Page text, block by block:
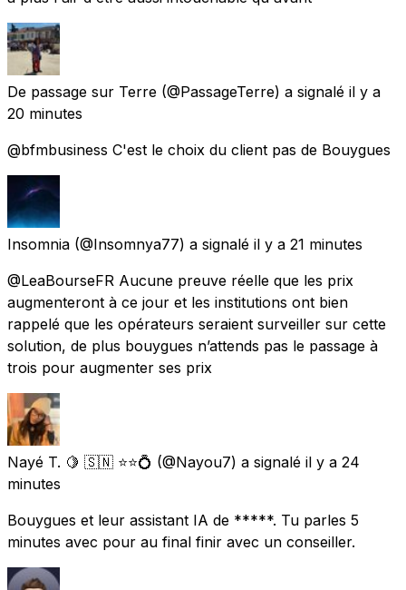
De passage sur Terre (@PassageTerre) a signalé il y a
20 minutes
@bfmbusiness C'est le choix du client pas de Bouygues
Insomnia (@Insomnya77) a signalé il y a 21 minutes
@LeaBourseFR Aucune preuve réelle que les prix
augmenteront à ce jour et les institutions ont bien
rappelé que les opérateurs seraient surveiller sur cette
solution, de plus bouygues n’attends pas le passage à
trois pour augmenter ses prix
Nayé T. 🍋 🇸🇳 ⭐⭐💍 (@Nayou7) a signalé il y a 24
minutes
Bouygues et leur assistant IA de *****. Tu parles 5
minutes avec pour au final finir avec un conseiller.